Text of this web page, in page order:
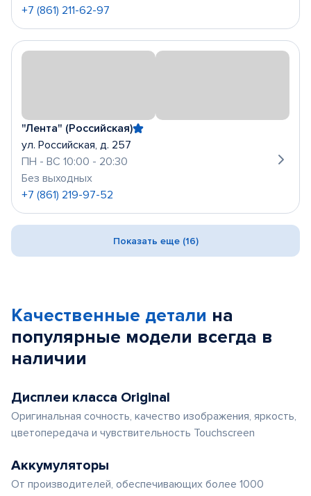
+7 (861) 211-62-97
"Лента" (Российская)
ул. Российская, д. 257
ПН - ВС 10:00 - 20:30
Без выходных
+7 (861) 219-97-52
Показать еще (16)
Качественные детали на
популярные модели всегда в
наличии
Дисплеи класса Original
Оригинальная сочность, качество изображения, яркость,
цветопередача и чувствительность Touchscreen
Аккумуляторы
От производителей, обеспечивающих более 1000